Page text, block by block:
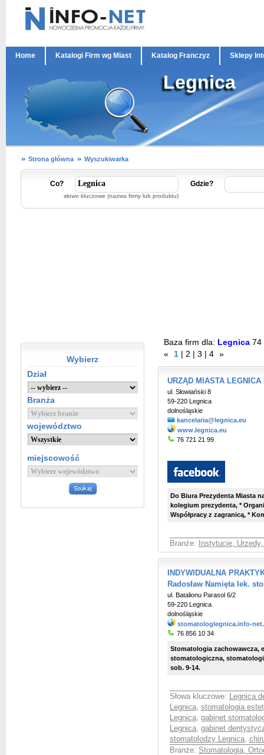
Home Katalogi Firm wg Miast Katalog Franczyz Sklepy
Legnica
Strona główna Wyszukiwarka
Co?
słowo kluczowe (nazwa firmy lub produktu)
Gdzie?
Wybierz
Dział
Branża
województwo
miejscowość
Baza firm dla: Legnica 74
«
1 2 3 4 »
URZĄD MIASTA
ul. Słowiański 8
59-220 Legnica
dolnośląskie
kancelaria@legnica.eu
www.legnica.eu
76 721 21 99
Do Biura Prezydenta Miasta
kolegium prezydenta, *
Współpracy z zagranicą, *
Branże: Instytucje,
INDYWIDUALNA
Radosław Namięta lek.
ul. Batalionu Parasol 6/2
59-220 Legnica
dolnośląskie
stomatologlegnica.info-
76 856 10 34
Stomatologia zachowawcza,
stomatologiczna,
sob. 9-14.
Słowa kluczowe: Legnica
Legnica, stomatologia
Legnica, gabinet
Legnica, gabinet
stomatolodzy Legnica,
Branże: Stomatologia,